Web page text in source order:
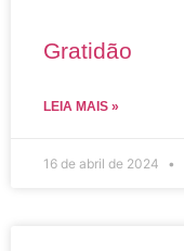
Gratidão
LEIA MAIS »
16 de abril de 2024